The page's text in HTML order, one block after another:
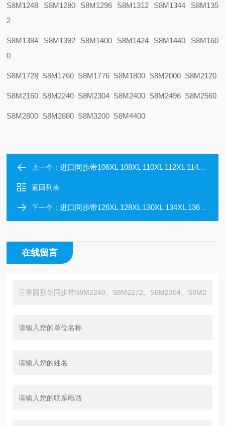
S8M1248 S8M1280 S8M1296 S8M1312 S8M1344 S8M135
2
S8M1384 S8M1392 S8M1400 S8M1424 S8M1440 S8M160
0
S8M1728 S8M1760 S8M1776 S8M1800 S8M2000 S8M2120
S8M2160 S8M2240 S8M2304 S8M2400 S8M2496 S8M2560
S8M2800 S8M2880 S8M3200 S8M4400
上一个：进口同步带106XL 108XL 110XL 112XL 114XL 116XL 118XL 120XL 122XL 124XL
返回列表
下一个：进口同步带126XL 128XL 130XL 134XL 136XL 138XL 140XL 142XL 144XL 146XL
在线留言